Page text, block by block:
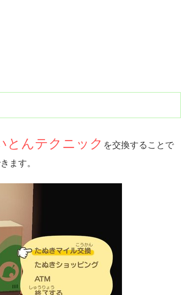
とんテクニック を交換することで
ます。